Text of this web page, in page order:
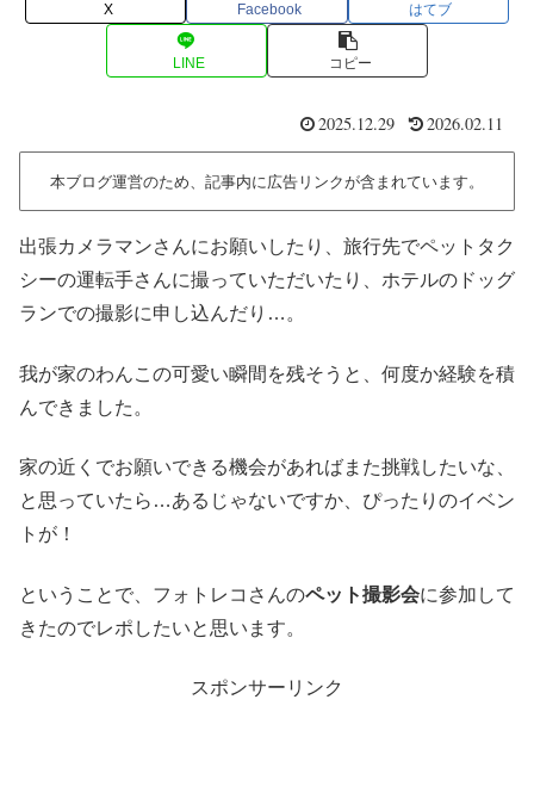
X Facebook はてブ
LINE コピー
2025.12.29 2026.02.11
本ブログ運営のため、記事内に広告リンクが含まれています。
出張カメラマンさんにお願いしたり、旅行先でペットタク
シーの運転手さんに撮っていただいたり、ホテルのドッグ
ランでの撮影に申し込んだり…。
我が家のわんこの可愛い瞬間を残そうと、何度か経験を積
んできました。
家の近くでお願いできる機会があればまた挑戦したいな、
と思っていたら…あるじゃないですか、ぴったりのイベン
トが！
ということで、フォトレコさんのペット撮影会に参加して
きたのでレポしたいと思います。
スポンサーリンク